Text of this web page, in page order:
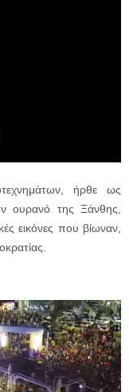
ήρθε ως
ουρανό της Ξάνθης,
εικόνες που βίωναν,